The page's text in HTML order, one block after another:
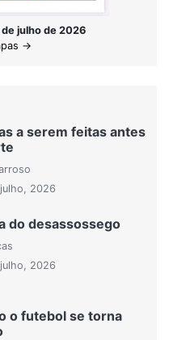
julho de 2026
→
a serem feitas antes
2026
do desassossego
2026
o futebol se torna